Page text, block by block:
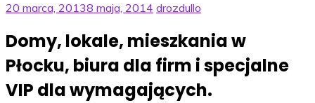
20 marca, 20138 maja, 2014 drozdullo
Domy, lokale, mieszkania w
Płocku, biura dla firm i specjalne
VIP dla wymagających.